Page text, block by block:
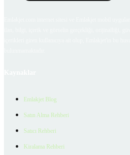
Emlakjet Blog
Satın Alma Rehberi
Satıcı Rehberi
Kiralama Rehberi